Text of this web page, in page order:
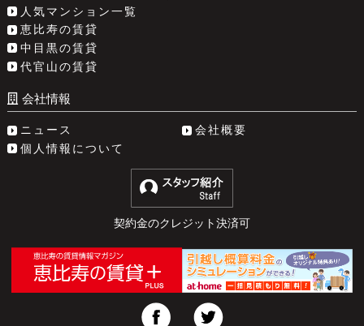
人気マンション一覧
恵比寿の賃貸
中目黒の賃貸
代官山の賃貸
会社情報
ニュース
会社概要
個人情報について
契約金のクレジット決済可